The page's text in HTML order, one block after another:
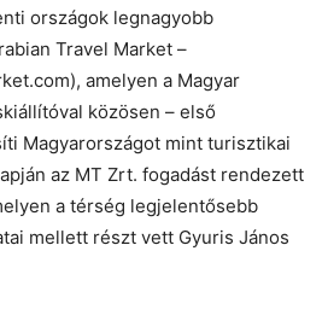
országok legnagyobb
Travel Market –
amelyen a Magyar
közösen – első
Magyarországot mint turisztikai
az MT Zrt. fogadást rendezett
a térség legjelentősebb
mellett részt vett Gyuris János